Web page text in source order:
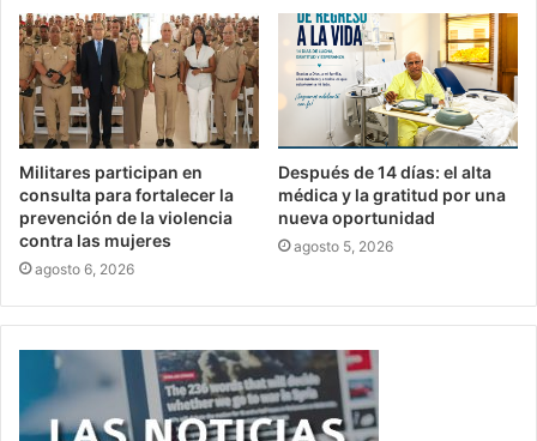
Militares participan en
consulta para fortalecer la
prevención de la violencia
contra las mujeres
agosto 6, 2026
Después de 14 días: el alta
médica y la gratitud por una
nueva oportunidad
agosto 5, 2026